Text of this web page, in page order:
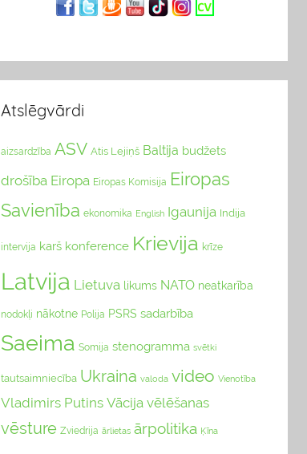
Atslēgvārdi
aizsardzība ASV Atis Lejiņš Baltija budžets
drošība Eiropa Eiropas Komisija Eiropas
Savienība ekonomika English Igaunija Indija
intervija karš konference Krievija krīze
Latvija Lietuva likums NATO neatkarība
nodokļi nākotne Polija PSRS sadarbība
Saeima Somija stenogramma svētki
tautsaimniecība Ukraina valoda video Vienotība
Vladimirs Putins Vācija vēlēšanas
vēsture Zviedrija ārlietas ārpolitika Ķīna